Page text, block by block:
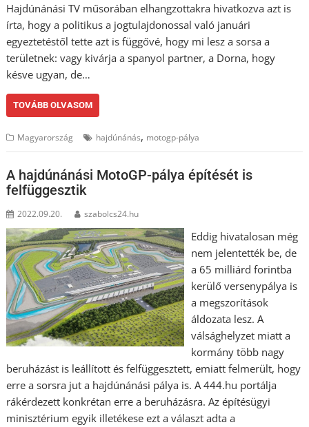
Hajdúnánási TV műsorában elhangzottakra hivatkozva azt is
írta, hogy a politikus a jogtulajdonossal való januári
egyeztetéstől tette azt is függővé, hogy mi lesz a sorsa a
területnek: vagy kivárja a spanyol partner, a Dorna, hogy
késve ugyan, de…
TOVÁBB OLVASOM
Magyarország hajdúnánás, motogp-pálya
A hajdúnánási MotoGP-pálya építését is
felfüggesztik
2022.09.20. szabolcs24.hu
Eddig hivatalosan még
nem jelentették be, de
a 65 milliárd forintba
kerülő versenypálya is
a megszorítások
áldozata lesz. A
válsághelyzet miatt a
kormány több nagy
beruházást is leállított és felfüggesztett, emiatt felmerült, hogy
erre a sorsra jut a hajdúnánási pálya is. A 444.hu portálja
rákérdezett konkrétan erre a beruházásra. Az építésügyi
minisztérium egyik illetékese ezt a választ adta a